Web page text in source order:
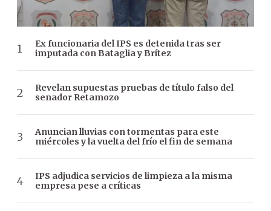
Ex funcionaria del IPS es detenida tras ser
imputada con Bataglia y Brítez
Revelan supuestas pruebas de título falso del
senador Retamozo
Anuncian lluvias con tormentas para este
miércoles y la vuelta del frío el fin de semana
IPS adjudica servicios de limpieza a la misma
empresa pese a críticas